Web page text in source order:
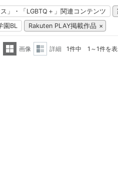
ス」・「LGBTQ＋」関連コンテンツ
園BL Rakuten PLAY掲載作品
画像
詳細 1件中 1～1件を